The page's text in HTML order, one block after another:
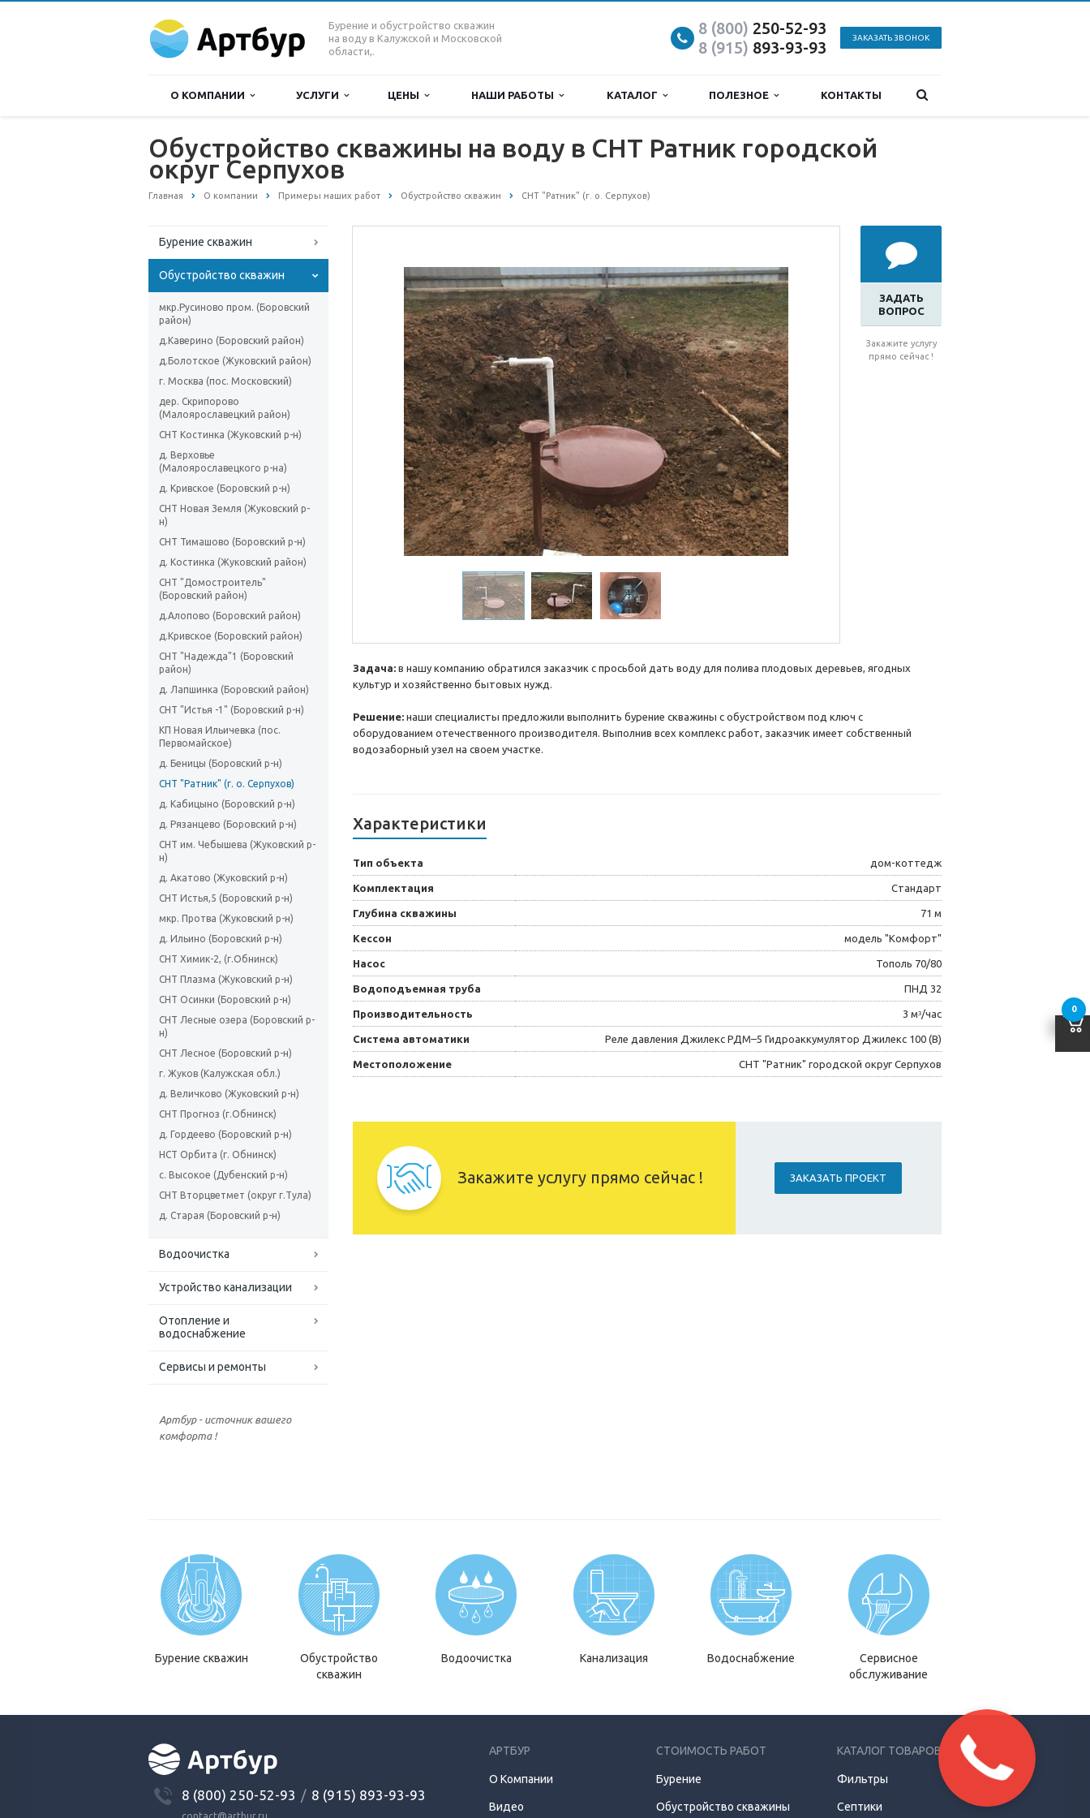
Бурение и обустройство скважин
на воду в Калужской и Московской
области,.
8 (800) 250-52-93
8 (915) 893-93-93
ЗАКАЗАТЬ ЗВОНОК
О КОМПАНИИ УСЛУГИ ЦЕНЫ НАШИ РАБОТЫ КАТАЛОГ ПОЛЕЗНОЕ КОНТАКТЫ
Обустройство скважины на воду в СНТ Ратник городской
округ Серпухов
Главная О компании Примеры наших работ Обустройство скважин СНТ "Ратник" (г. о. Серпухов)
Бурение скважин
Обустройство скважин
мкр.Русиново пром. (Боровский
район)
д.Каверино (Боровский район)
д.Болотское (Жуковский район)
г. Москва (пос. Московский)
дер. Скрипорово
(Малоярославецкий район)
СНТ Костинка (Жуковский р-н)
д. Верховье
(Малоярославецкого р-на)
д. Кривское (Боровский р-н)
СНТ Новая Земля (Жуковский р-
н)
СНТ Тимашово (Боровский р-н)
д. Костинка (Жуковский район)
СНТ "Домостроитель"
(Боровский район)
д.Алопово (Боровский район)
д.Кривское (Боровский район)
СНТ "Надежда"1 (Боровский
район)
д. Лапшинка (Боровский район)
СНТ "Истья -1" (Боровский р-н)
КП Новая Ильичевка (пос.
Первомайское)
д. Беницы (Боровский р-н)
СНТ "Ратник" (г. о. Серпухов)
д. Кабицыно (Боровский р-н)
д. Рязанцево (Боровский р-н)
СНТ им. Чебышева (Жуковский р-
н)
д. Акатово (Жуковский р-н)
СНТ Истья,5 (Боровский р-н)
мкр. Протва (Жуковский р-н)
д. Ильино (Боровский р-н)
СНТ Химик-2, (г.Обнинск)
СНТ Плазма (Жуковский р-н)
СНТ Осинки (Боровский р-н)
СНТ Лесные озера (Боровский р-
н)
СНТ Лесное (Боровский р-н)
г. Жуков (Калужская обл.)
д. Величково (Жуковский р-н)
СНТ Прогноз (г.Обнинск)
д. Гордеево (Боровский р-н)
НСТ Орбита (г. Обнинск)
с. Высокое (Дубенский р-н)
СНТ Вторцветмет (округ г.Тула)
д. Старая (Боровский р-н)
Водоочистка
Устройство канализации
Отопление и
водоснабжение
Сервисы и ремонты
Артбур - источник вашего
комфорта !
ЗАДАТЬ
ВОПРОС
Закажите услугу
прямо сейчас !
Задача: в нашу компанию обратился заказчик с просьбой дать воду для полива плодовых деревьев, ягодных
культур и хозяйственно бытовых нужд.
Решение: наши специалисты предложили выполнить бурение скважины с обустройством под ключ с
оборудованием отечественного производителя. Выполнив всех комплекс работ, заказчик имеет собственный
водозаборный узел на своем участке.
Характеристики
Тип объекта дом-коттедж
Комплектация Стандарт
Глубина скважины 71 м
Кессон модель "Комфорт"
Насос Тополь 70/80
Водоподъемная труба ПНД 32
Производительность 3 мᶟ/час
Система автоматики Реле давления Джилекс РДМ–5 Гидроаккумулятор Джилекс 100 (В)
Местоположение СНТ "Ратник" городской округ Серпухов
Закажите услугу прямо сейчас ! ЗАКАЗАТЬ ПРОЕКТ
Бурение скважин
Обустройство
скважин
Водоочистка Канализация Водоснабжение
Сервисное
обслуживание
8 (800) 250-52-93 / 8 (915) 893-93-93
АРТБУР
О Компании
Видео
СТОИМОСТЬ РАБОТ
Бурение
Обустройство скважины
КАТАЛОГ ТОВАРОВ
Фильтры
Септики
0